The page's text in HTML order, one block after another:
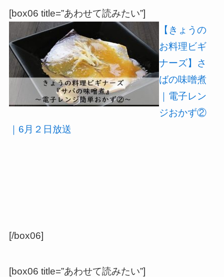
[box06 title=”あわせて読みたい”]
【きょうの
お料理ビギ
ナーズ】さ
ばの味噌煮
｜電子レン
ジおかず②
｜6月２日放送
[/box06]
[box06 title=”あわせて読みたい”]